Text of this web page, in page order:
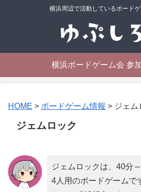
横浜周辺で活動しているボード
横浜ボードゲーム会 参
HOME > ボードゲーム情報 > ジェム
ジェムロック
ジェムロックは、40分
4人用のボードゲームで